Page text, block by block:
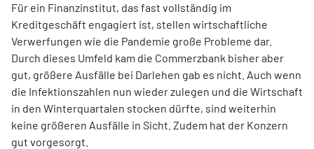
Für ein Finanzinstitut, das fast vollständig im
Kreditgeschäft engagiert ist, stellen wirtschaftliche
Verwerfungen wie die Pandemie große Probleme dar.
Durch dieses Umfeld kam die Commerzbank bisher aber
gut, größere Ausfälle bei Darlehen gab es nicht. Auch wenn
die Infektionszahlen nun wieder zulegen und die Wirtschaft
in den Winterquartalen stocken dürfte, sind weiterhin
keine größeren Ausfälle in Sicht. Zudem hat der Konzern
gut vorgesorgt.